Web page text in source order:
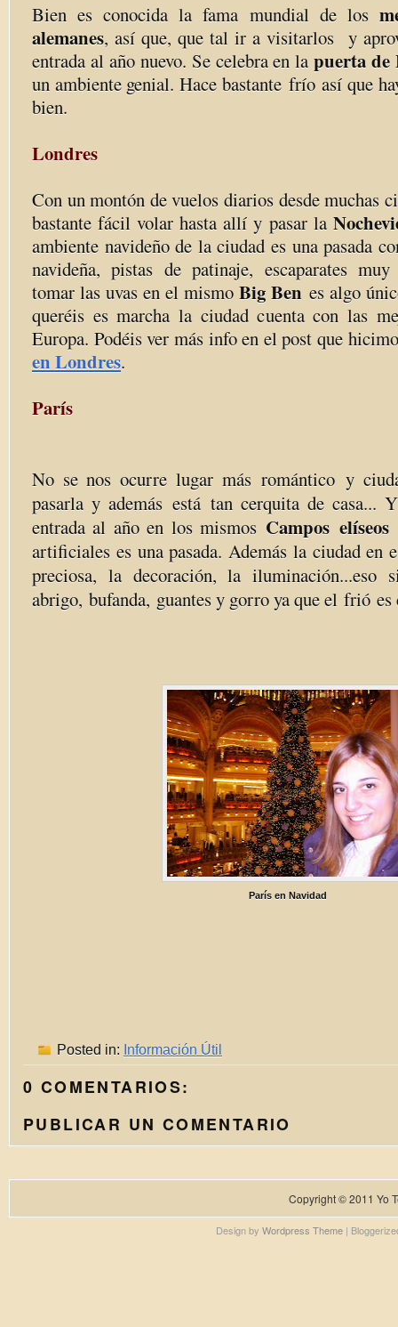
Bien es conocida la fama mundial de los
alemanes, así que, que tal ir a visitarlos y
entrada al año nuevo. Se celebra en lapuerta de
un ambiente genial. Hace bastante frío así que
bien.
Londres
Con un montón de vuelos diarios desde muchas
bastante fácil volar hasta allí y pasar la
ambiente navideño de la ciudad es una pasada
navideña, pistas de patinaje, escaparates
tomar las uvas en el mismo Big Ben es algo
queréis es marcha la ciudad cuenta con las
Europa. Podéis ver más info en el post que
en Londres.
París
No se nos ocurre lugar más romántico y
pasarla y además está tan cerquita de casa...
entrada al año en los mismos Campos elíseos
artificiales es una pasada. Además la ciudad en
preciosa, la decoración, la iluminación...eso
abrigo, bufanda, guantes y gorro ya que el frió es
París en Navidad
Posted in: Información Útil
0 COMENTARIOS:
PUBLICAR UN COMENTARIO
Copyright © 2011 Yo
Design by Wordpress Theme|